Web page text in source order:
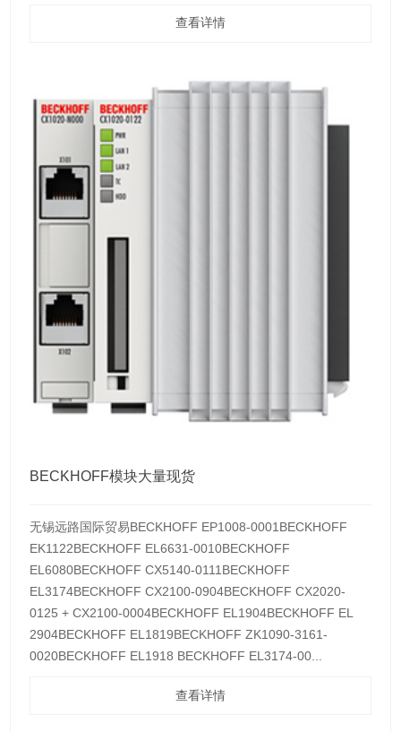
查看详情
BECKHOFF模块大量现货
无锡远路国际贸易BECKHOFF EP1008-0001BECKHOFF
EK1122BECKHOFF EL6631-0010BECKHOFF
EL6080BECKHOFF CX5140-0111BECKHOFF
EL3174BECKHOFF CX2100-0904BECKHOFF CX2020-
0125 + CX2100-0004BECKHOFF EL1904BECKHOFF EL
2904BECKHOFF EL1819BECKHOFF ZK1090-3161-
0020BECKHOFF EL1918 BECKHOFF EL3174-00...
查看详情